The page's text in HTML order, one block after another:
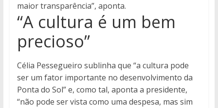
maior transparência”, aponta.
“A cultura é um bem
precioso”
Célia Pessegueiro sublinha que “a cultura pode
ser um fator importante no desenvolvimento da
Ponta do Sol” e, como tal, aponta a presidente,
“não pode ser vista como uma despesa, mas sim